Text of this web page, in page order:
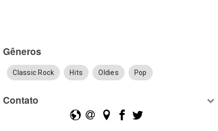
Gêneros
Classic Rock Hits Oldies Pop
Contato